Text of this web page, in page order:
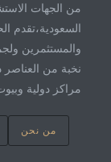
من الجهات
السعودية،تقدم
والمستثمرين
نخبة من العناصر
مراكز دولية
من نحن